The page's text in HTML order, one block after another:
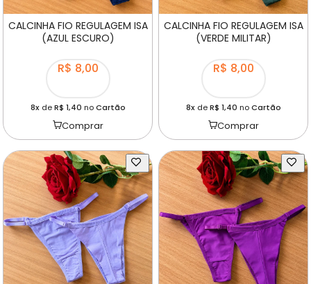
CALCINHA FIO REGULAGEM ISA
(AZUL ESCURO)
R$ 8,00
8x deR$ 1,40noCartão
Comprar
CALCINHA FIO REGULAGEM ISA
(VERDE MILITAR)
R$ 8,00
8xdeR$ 1,40no Cartão
Comprar